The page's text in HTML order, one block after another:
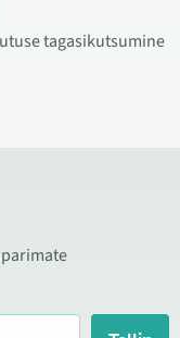
tagasikutsumine